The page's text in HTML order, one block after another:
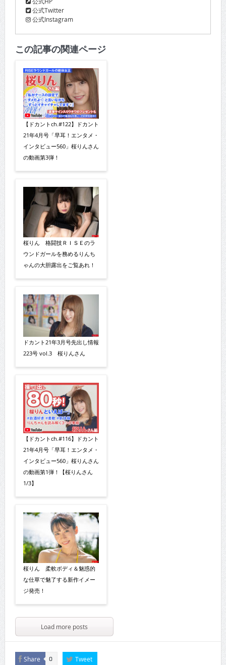
公式Twitter
公式Instagram
この記事の関連ページ
【ドカントch.#122】ドカント
21年4月号「早耳！エンタメ・
インタビュー560」桜りんさん
の動画第3弾！
桜りん 格闘技ＲＩＳＥのラ
ウンドガールを務めるりんち
ゃんの大胆露出をご覧あれ！
ドカント21年3月号先出し情報
223号 vol.3 桜りんさん
【ドカントch.#116】ドカント
21年4月号「早耳！エンタメ・
インタビュー560」桜りんさん
の動画第1弾！【桜りんさん
1/3】
桜りん 柔軟ボディ＆魅惑的
な仕草で魅了する新作イメー
ジ発売！
Load more posts
Share 0 Tweet